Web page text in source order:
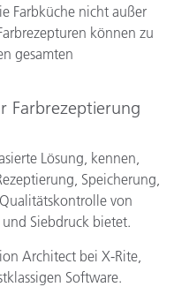
Farbküche nicht außer
können zu
gesamten
Farbrezeptierung
Lösung, kennen,
Speicherung,
von
Siebdruck bietet.
Architect bei X-Rite,
Software.